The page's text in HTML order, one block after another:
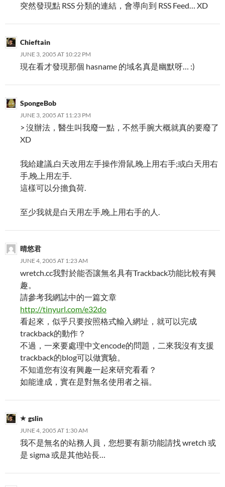
突然發現點 RSS 分類的連結，會導向到 RSS Feed… XD
Chieftain
JUNE 3, 2005 AT 10:22 PM
現在看才發現那個 hasname 的域名真是幽默呀… :)
SpongeBob
JUNE 3, 2005 AT 11:23 PM
> 沒辦法，醫生叫我廢一點，不然手腕大概就真的要廢了
XD
我給建議,白天改用左手操作滑鼠,晚上用右手;或白天用右
手,晚上用左手.
這樣可以分擔負荷.
至少我就是白天用左手,晚上用右手的人.
晴悠君
JUNE 4, 2005 AT 1:23 AM
wretch.cc我對於能否讓無名具有Trackback功能比較有興
趣。
請參考我網誌中的一篇文章
http://tinyurl.com/e32do
看起來，似乎只要按照格式輸入網址，就可以完成
trackback的動作？
不過，一來要處理中文encode的問題，二來我沒有支援
trackback的blog可以做實驗。
不知道您有沒有興趣一起來研究看看？
如能達成，實在是對無名使用者之福。
gslin
JUNE 4, 2005 AT 1:30 AM
我不是無名的站務人員，您想要有新功能請找 wretch 或
是 sigma 或是其他站長…